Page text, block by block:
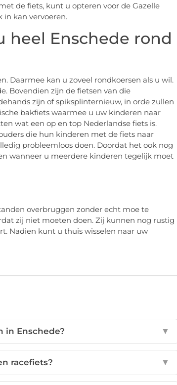
de fiets, kunt u opteren voor de Gazelle
in kan vervoeren.
heel Enschede rond
Daarmee kan u zoveel rondkoersen als u wil.
Bovendien zijn de fietsen van die
zijn of spiksplinternieuw, in orde zullen
bakfiets waarmee u uw kinderen naar
wat een op en top Nederlandse fiets is.
die hun kinderen met de fiets naar
probleemloos doen. Doordat het ook nog
wanneer u meerdere kinderen tegelijk moet
overbruggen zonder echt moe te
zij niet moeten doen. Zij kunnen nog rustig
Nadien kunt u thuis wisselen naar uw
in Enschede? ▼
racefiets? ▼